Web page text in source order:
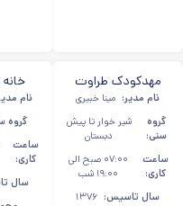
مهدکودک طراوت
شهرک غرب
نام مدیر: مینا خبیری
گروه
سنی:
شیر خوار تا پیش
دبستان
ساعت
کاری:
۰۷:۰۰ صبح الی
۱۹:۰۰ شب
سال تاسیس: ۱۳۷۶
نام
گروه
ساعت
کاری:
سال